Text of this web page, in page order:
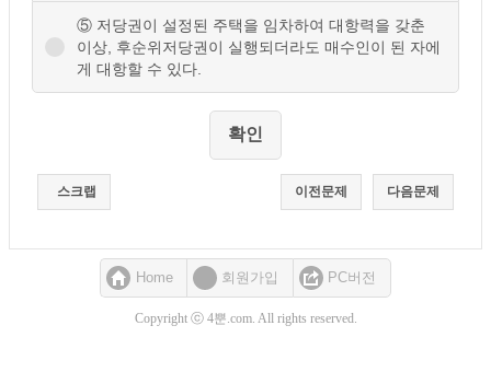
⑤ 저당권이 설정된 주택을 임차하여 대항력을 갖춘
이상, 후순위저당권이 실행되더라도 매수인이 된 자에
게 대항할 수 있다.
스크랩 다음문제
이전문제
Home 회원가입 PC버전
Copyright ⓒ 4뿐.com. All rights reserved.